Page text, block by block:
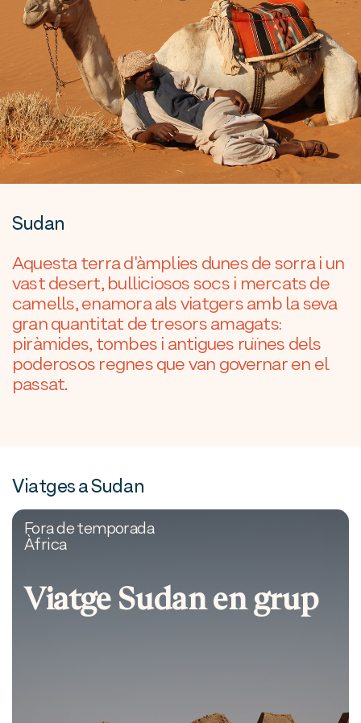
Sudan
Aquesta terra d'àmplies dunes de sorra i un
vast desert, bulliciosos socs i mercats de
camells, enamora als viatgers amb la seva
gran quantitat de tresors amagats:
piràmides, tombes i antigues ruïnes dels
poderosos regnes que van governar en el
passat.
Viatges a Sudan
Fora de temporada
Àfrica
Viatge Sudan en grup